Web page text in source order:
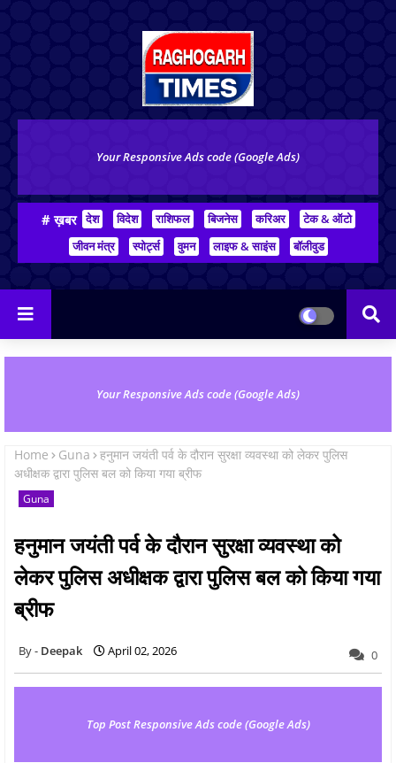
Your Responsive Ads code (Google Ads)
# ख़बर देश विदेश राशिफल बिजनेस करिअर
टेक & ऑटो
जीवन मंत्र
स्पोर्ट्स वुमन लाइफ & साइंस बॉलीवुड
Your Responsive Ads code (Google Ads)
Home Guna
हनुमान जयंती पर्व के दौरान सुरक्षा व्यवस्था को लेकर पुलिस
अधीक्षक द्वारा पुलिस बल को किया गया ब्रीफ
Guna
हनुमान जयंती पर्व के दौरान सुरक्षा व्यवस्था को
लेकर पुलिस अधीक्षक द्वारा पुलिस बल को किया गया
ब्रीफ
Deepak April 02, 2026 0
Top Post Responsive Ads code (Google Ads)